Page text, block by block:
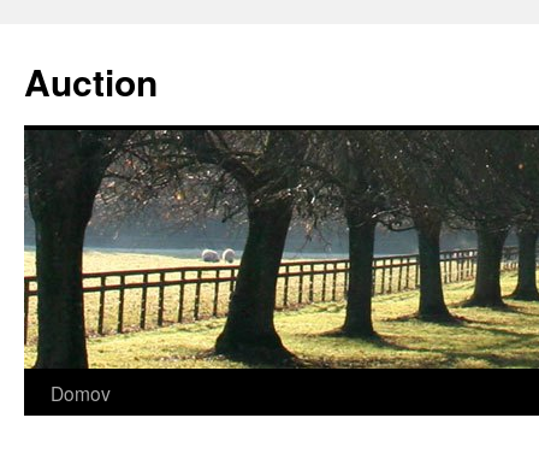
vsebino
Auction
Domov